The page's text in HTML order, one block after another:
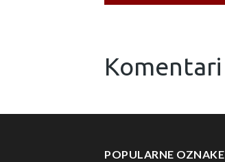
Komentari
POPULARNE OZNAKE